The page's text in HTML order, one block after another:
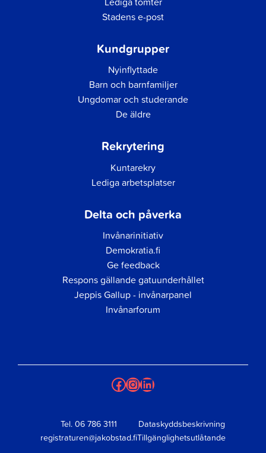
Stadens e-post
Kundgrupper
Nyinflyttade
Barn och barnfamiljer
Ungdomar och studerande
De äldre
Rekrytering
Kuntarekry
Lediga arbetsplatser
Delta och påverka
Invånarinitiativ
Demokratia.fi
Ge feedback
Respons gällande gatuunderhållet
Jeppis Gallup - invånarpanel
Invånarforum
Facebook
Instagram
LinkedIn
Tel. 06 786 3111
registraturen@jakobstad.fi
Dataskyddsbeskrivning
Tillgänglighetsutlåtande